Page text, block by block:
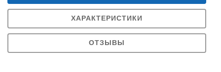
ХАРАКТЕРИСТИКИ
ОТЗЫВЫ